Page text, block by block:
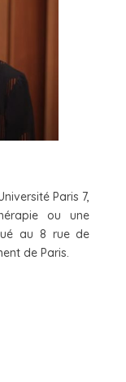
Paris 7,
ou une
au 8 rue de
de Paris.